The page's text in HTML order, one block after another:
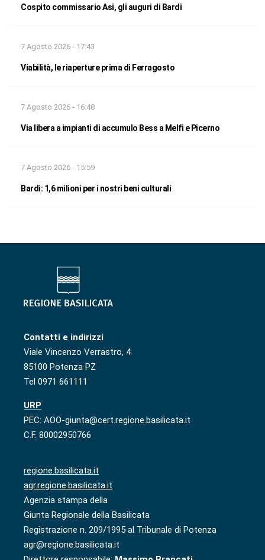
Cospito commissario Asi, gli auguri di Bardi
7 Agosto 2026 - 17:43
Viabilità, le riaperture prima di Ferragosto
7 Agosto 2026 - 16:48
Via libera a impianti di accumulo Bess a Melfi e Picerno
7 Agosto 2026 - 15:59
Bardi: 1,6 milioni per i nostri beni culturali
Contatti e indirizzi
Viale Vincenzo Verrastro, 4
85100 Potenza PZ
Tel 0971 661111
URP
PEC: AOO-giunta@cert.regione.basilicata.it
C.F. 80002950766
regione.basilicata.it
agr.regione.basilicata.it
Agenzia stampa della
Giunta Regionale della Basilicata
Registrazione n. 209/1995 al Tribunale di Potenza
agr@regione.basilicata.it